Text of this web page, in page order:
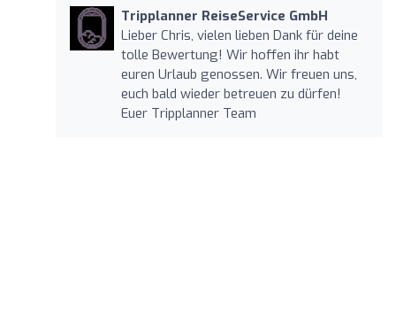
Tripplanner ReiseService GmbH
Lieber Chris, vielen lieben Dank für deine
tolle Bewertung! Wir hoffen ihr habt
euren Urlaub genossen. Wir freuen uns,
euch bald wieder betreuen zu dürfen!
Euer Tripplanner Team